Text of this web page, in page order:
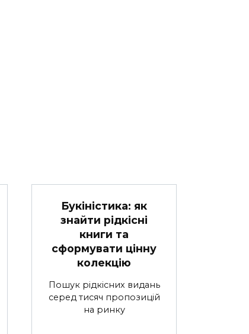
Букіністика: як
знайти рідкісні
книги та
сформувати цінну
колекцію
Пошук рідкісних видань
серед тисяч пропозицій
на ринку